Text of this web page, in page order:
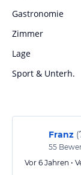
Gastronomie
Zimmer
Lage
Sport & Unterh.
Franz (
55
Vor 6 Jahren •